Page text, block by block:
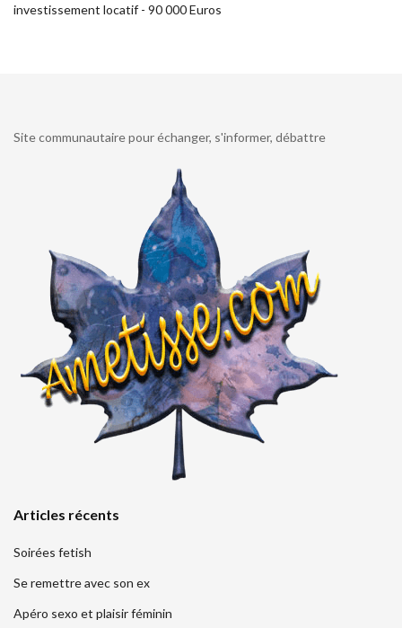
investissement locatif - 90 000 Euros
Site communautaire pour échanger, s'informer, débattre
Articles récents
Soirées fetish
Se remettre avec son ex
Apéro sexo et plaisir féminin